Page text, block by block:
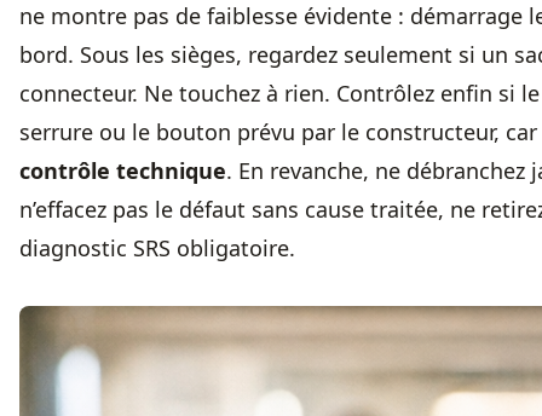
ne montre pas de faiblesse évidente :
bord. Sous les sièges, regardez seulement si un
connecteur. Ne touchez à rien. Contrôlez enfin si
serrure ou le bouton prévu par le constructeur,
contrôle technique. En revanche, ne débranchez
n’effacez pas le défaut sans cause traitée, ne
diagnostic SRS obligatoire.